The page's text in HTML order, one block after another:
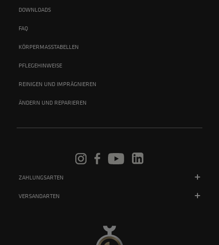
DOWNLOADS
FAQ
KÖRPERMASSTABELLEN
PFLEGEHINWEISE
REINIGEN UND IMPRÄGNIEREN
ÄNDERN UND REPARIEREN
ZAHLUNGSARTEN
VERSANDARTEN